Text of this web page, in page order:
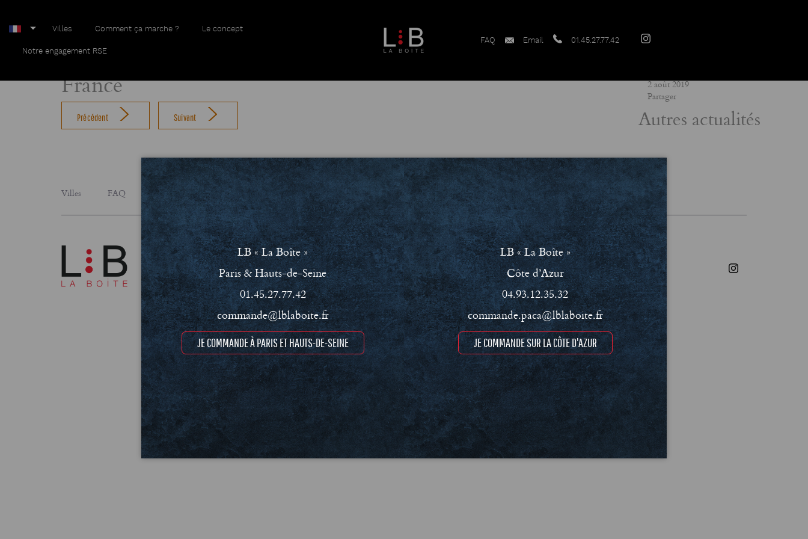
Villes Comment ça marche ? Le concept
Notre engagement RSE
FAQ Email 01.45.27.77.42
France
France
Précédent Suivant
2 août 2019
Partager
Autres actualités
Villes FAQ Le concept Notre engagement RSE Conditions Générales de Vente (CGV) Mentions légales et Politique de confidentialité
LB « La Boîte »
Paris & Hauts-de-Seine
01.45.27.77.42
commande@lblaboite.fr
JE COMMANDE À PARIS ET HAUTS-DE-SEINE
LB « La Boîte »
Côte d’Azur
04.93.12.35.32
commande.paca@lblaboite.fr
JE COMMANDE SUR LA CÔTE D'AZUR